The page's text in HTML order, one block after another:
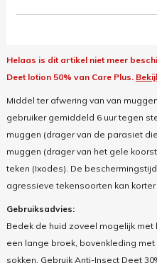
Helaas is dit artikel niet meer
Deet lotion 50% van Care Plus.
Middel ter afwering van van
gebruiker gemiddeld 6 uur tegen
muggen (drager van de parasiet
muggen (drager van het gele
teken (Ixodes). De
agressieve tekensoorten kan korter
Gebruiksadvies:
Bedek de huid zoveel mogelijk
een lange broek, bovenkleding
sokken. Gebruik Anti-Insect Deet